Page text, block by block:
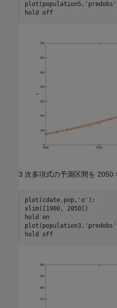
plot(population5, 'predobs'
hold
off
3 次多項式の予測区間を 2050
plot(cdate,pop, 'o' );
xlim([1900, 2050])
hold
on
plot(population3, 'predobs'
hold
off